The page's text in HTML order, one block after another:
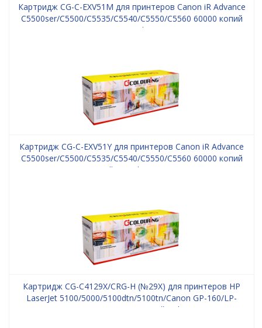
Картридж CG-C-EXV51M для принтеров Canon iR Advance
C5500ser/С5500/С5535/С5540/С5550/С5560 60000 копий
Magenta Colouring
Картридж CG-C-EXV51Y для принтеров Canon iR Advance
C5500ser/С5500/С5535/С5540/С5550/С5560 60000 копий
Yellow Colouring
Картридж CG-C4129X/CRG-H (№29X) для принтеров HP
LaserJet 5100/5000/5100dtn/5100tn/Canon GP-160/LP-
3000/LP-3010 10000 копий Colouring